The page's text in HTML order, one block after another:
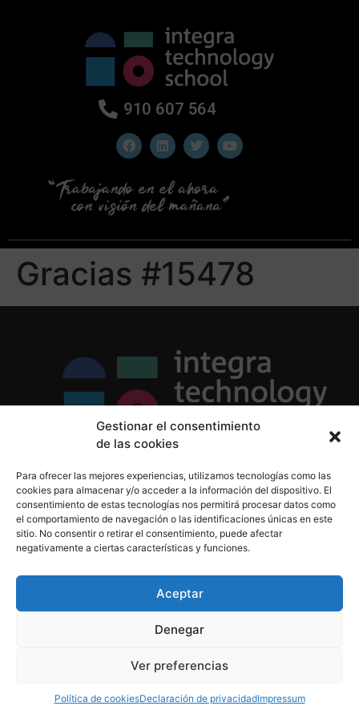
Gestionar el consentimiento
de las cookies
Para ofrecer las mejores experiencias, utilizamos tecnologías como las
cookies para almacenar y/o acceder a la información del dispositivo. El
consentimiento de estas tecnologías nos permitirá procesar datos como
el comportamiento de navegación o las identificaciones únicas en este
sitio. No consentir o retirar el consentimiento, puede afectar
negativamente a ciertas características y funciones.
Aceptar
Denegar
Ver preferencias
Política de cookiesDeclaración de privacidadImpressum
910 607 564
Gracias #15478
Política de Cookies
Aviso Legal
910 607 564
derechos reservados